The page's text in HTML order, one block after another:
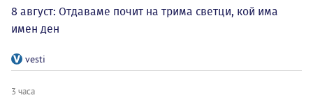
8 август: Отдаваме почит на трима светци, кой има
имен ден
vesti
3 часа